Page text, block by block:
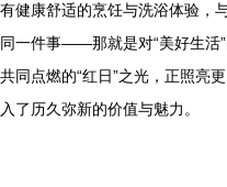
有健康舒适的烹饪与洗浴体验，
同一件事——那就是对“美好生活
共同点燃的“红日”之光，正照亮
入了历久弥新的价值与魅力。